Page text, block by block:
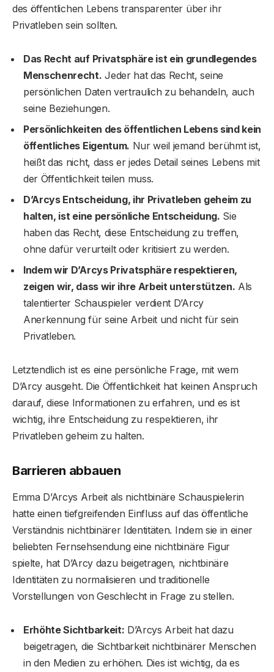
des öffentlichen Lebens transparenter über ihr
Privatleben sein sollten.
Das Recht auf Privatsphäre ist ein grundlegendes
Menschenrecht. Jeder hat das Recht, seine
persönlichen Daten vertraulich zu behandeln, auch
seine Beziehungen.
Persönlichkeiten des öffentlichen Lebens sind kein
öffentliches Eigentum. Nur weil jemand berühmt ist,
heißt das nicht, dass er jedes Detail seines Lebens mit
der Öffentlichkeit teilen muss.
D’Arcys Entscheidung, ihr Privatleben geheim zu
halten, ist eine persönliche Entscheidung. Sie
haben das Recht, diese Entscheidung zu treffen,
ohne dafür verurteilt oder kritisiert zu werden.
Indem wir D’Arcys Privatsphäre respektieren,
zeigen wir, dass wir ihre Arbeit unterstützen. Als
talentierter Schauspieler verdient D’Arcy
Anerkennung für seine Arbeit und nicht für sein
Privatleben.
Letztendlich ist es eine persönliche Frage, mit wem
D’Arcy ausgeht. Die Öffentlichkeit hat keinen Anspruch
darauf, diese Informationen zu erfahren, und es ist
wichtig, ihre Entscheidung zu respektieren, ihr
Privatleben geheim zu halten.
Barrieren abbauen
Emma D’Arcys Arbeit als nichtbinäre Schauspielerin
hatte einen tiefgreifenden Einfluss auf das öffentliche
Verständnis nichtbinärer Identitäten. Indem sie in einer
beliebten Fernsehsendung eine nichtbinäre Figur
spielte, hat D’Arcy dazu beigetragen, nichtbinäre
Identitäten zu normalisieren und traditionelle
Vorstellungen von Geschlecht in Frage zu stellen.
Erhöhte Sichtbarkeit: D’Arcys Arbeit hat dazu
beigetragen, die Sichtbarkeit nichtbinärer Menschen
in den Medien zu erhöhen. Dies ist wichtig, da es